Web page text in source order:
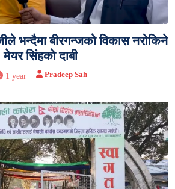
भन्दैमा बीरगन्जको विकास नरोकिने
मेयर सिंहकाे दाबी
1 year Pradeep Sah